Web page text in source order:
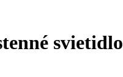
svietidlo